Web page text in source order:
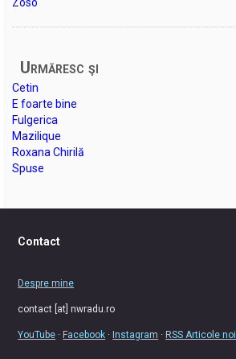
Urmăresc şi
Cetin
E foarte bine
Fulgerica
Mazilique
Roxana Chirilă
Spuse
Contact
Despre mine
contact [at] nwradu.ro
YouTube ·Facebook ·Instagram ·RSS Articole noi